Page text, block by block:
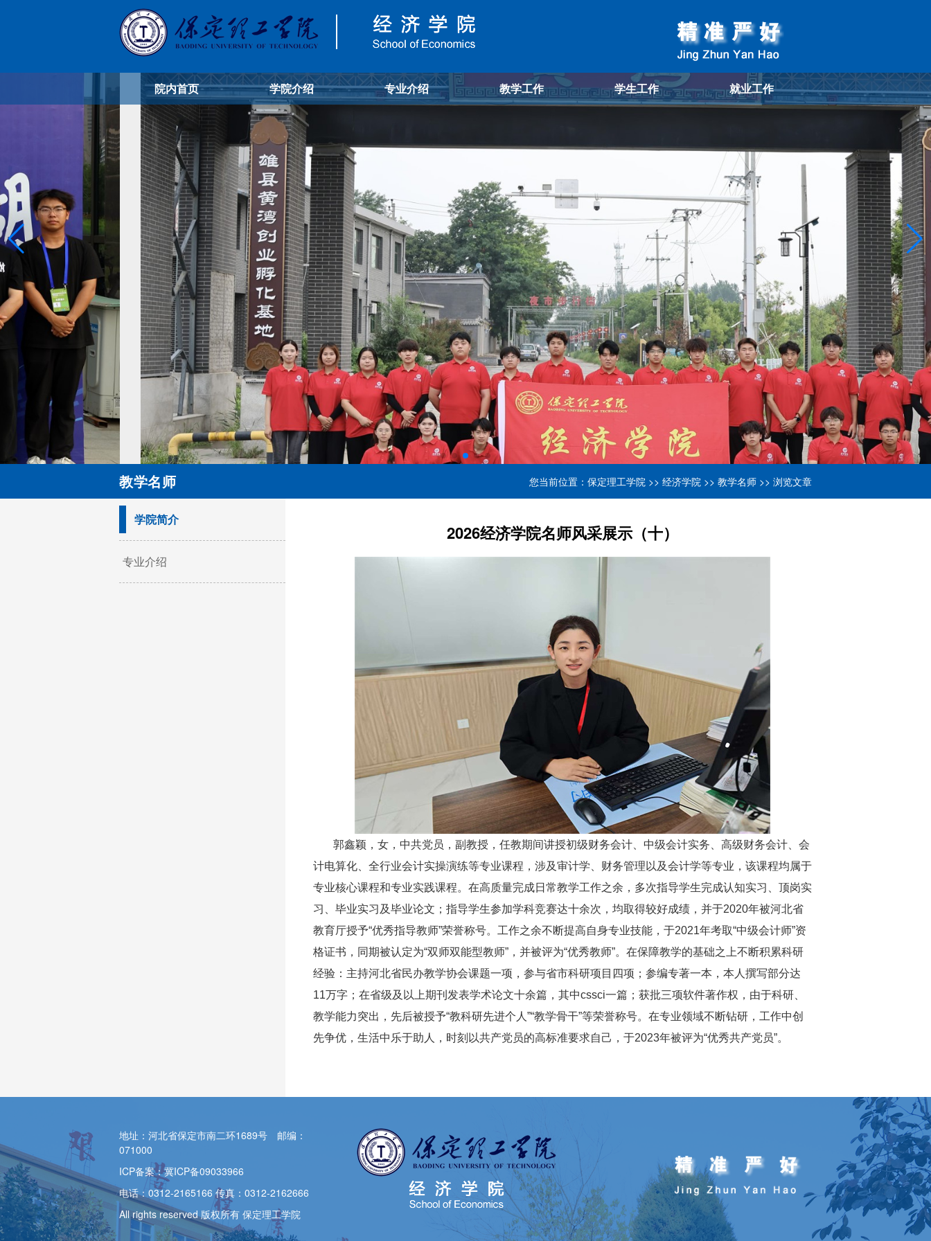
院内首页 学院介绍 专业介绍 教学工作 学生工作 就业工作
您当前位置： 保定理工学院 >> 经济学院 >> 教学名师 >> 浏览文章
教学名师
学院简介
专业介绍
2026经济学院名师风采展示（十）
郭鑫颖，女，中共党员，副教授，任教期间讲授初级财务会计、中级会计实务、高级财务会计、会
计电算化、全行业会计实操演练等专业课程，涉及审计学、财务管理以及会计学等专业，该课程均属于
专业核心课程和专业实践课程。在高质量完成日常教学工作之余，多次指导学生完成认知实习、顶岗实
习、毕业实习及毕业论文；指导学生参加学科竞赛达十余次，均取得较好成绩，并于2020年被河北省
教育厅授予“优秀指导教师”荣誉称号。工作之余不断提高自身专业技能，于2021年考取“中级会计师”资
格证书，同期被认定为“双师双能型教师”，并被评为“优秀教师”。在保障教学的基础之上不断积累科研
经验：主持河北省民办教学协会课题一项，参与省市科研项目四项；参编专著一本，本人撰写部分达
11万字；在省级及以上期刊发表学术论文十余篇，其中cssci一篇；获批三项软件著作权，由于科研、
教学能力突出，先后被授予“教科研先进个人”“教学骨干”等荣誉称号。在专业领域不断钻研，工作中创
先争优，生活中乐于助人，时刻以共产党员的高标准要求自己，于2023年被评为“优秀共产党员”。
地址：河北省保定市南二环1689号 邮编：
071000
ICP备案：冀ICP备09033966
电话：0312-2165166 传真：0312-2162666
All rights reserved 版权所有 保定理工学院